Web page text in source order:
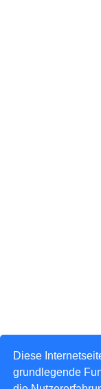
Diese
grundlegende